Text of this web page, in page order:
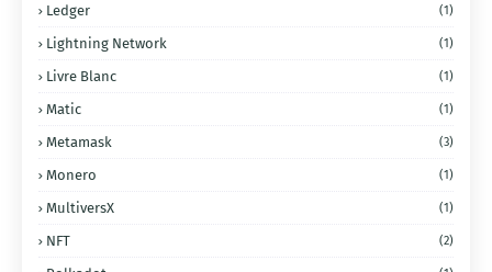
Ledger (1)
Lightning Network (1)
Livre Blanc (1)
Matic (1)
Metamask (3)
Monero (1)
MultiversX (1)
NFT (2)